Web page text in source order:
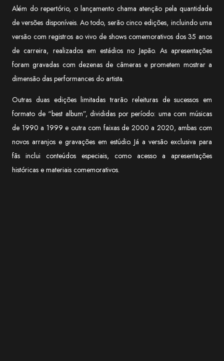
Além do repertório, o lançamento chama atenção pela quantidade
de versões disponíveis. Ao todo, serão cinco edições, incluindo uma
versão com registros ao vivo de shows comemorativos dos 35 anos
de carreira, realizados em estádios no Japão. As apresentações
foram gravadas com dezenas de câmeras e prometem mostrar a
dimensão das performances do artista.
Outras duas edições limitadas trarão releituras de sucessos em
formato de “best album”, divididas por período: uma com músicas
de 1990 a 1999 e outra com faixas de 2000 a 2020, ambas com
novos arranjos e gravações em estúdio. Já a versão exclusiva para
fãs inclui conteúdos especiais, como acesso a apresentações
históricas e materiais comemorativos.